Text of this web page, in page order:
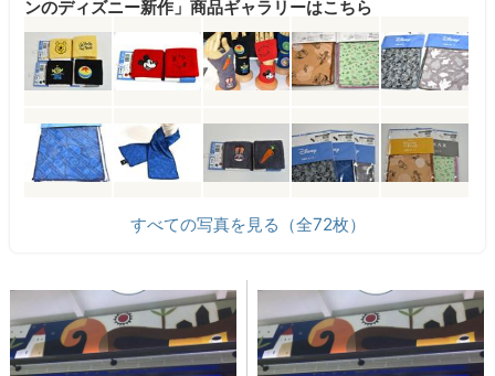
ンのディズニー新作」商品ギャラリーはこちら
すべての写真を見る（全72枚）